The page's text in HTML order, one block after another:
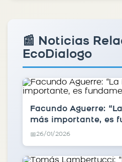
📰 Noticias
EcoDialogo
Facundo Aguerre:
más importante, es
📅26/01/2026